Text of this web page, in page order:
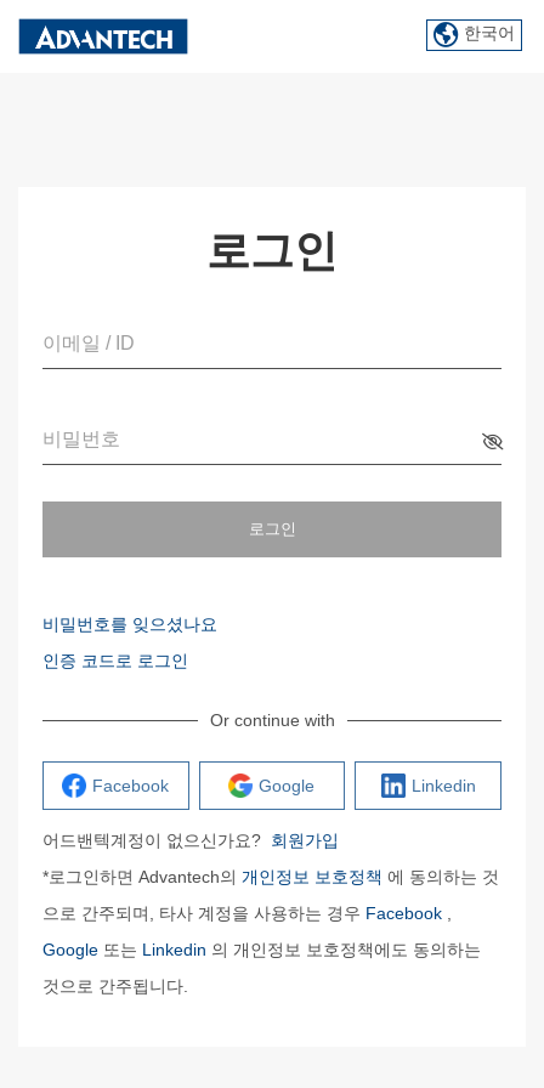
한국어
로그인
이메일 / ID
비밀번호
로그인
비밀번호를 잊으셨나요
인증 코드로 로그인
Or continue with
Facebook Google Linkedin
어드밴텍계정이 없으신가요? 회원가입
*로그인하면 Advantech의 개인정보 보호정책 에 동의하는 것
으로 간주되며, 타사 계정을 사용하는 경우 Facebook
Google 또는 Linkedin 의 개인정보 보호정책에도 동의하는
것으로 간주됩니다.